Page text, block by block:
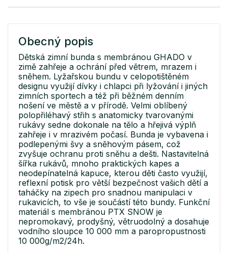
Obecný popis
Dětská zimní bunda s membránou GHADO v
zimě zahřeje a ochrání před větrem, mrazem i
sněhem. Lyžařskou bundu v celopotištěném
designu využijí dívky i chlapci při lyžování i jiných
zimních sportech a též při běžném denním
nošení ve městě a v přírodě. Velmi oblíbený
polopřiléhavý střih s anatomicky tvarovanými
rukávy sedne dokonale na tělo a hřejivá výplň
zahřeje i v mrazivém počasí. Bunda je vybavena i
podlepenými švy a sněhovým pásem, což
zvyšuje ochranu proti sněhu a dešti. Nastavitelná
šířka rukávů, mnoho praktických kapes a
neodepínatelná kapuce, kterou děti často využijí,
reflexní potisk pro větší bezpečnost vašich dětí a
taháčky na zipech pro snadnou manipulaci v
rukavicích, to vše je součástí této bundy. Funkční
materiál s membránou PTX SNOW je
nepromokavý, prodyšný, větruodolný a dosahuje
vodního sloupce 10 000 mm a paropropustnosti
10 000g/m2/24h.